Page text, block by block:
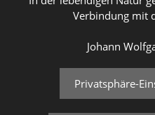
Verbindung mit
Johann
Privatsphäre-